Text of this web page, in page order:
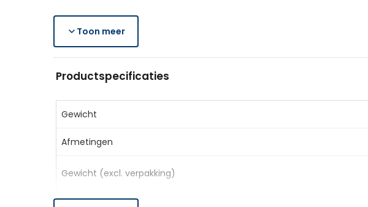
Veel opbergruimte:
Sterke constructie:
Makkelijk verplaatsbaar:
Georganiseerd en veilig:
Productspecificaties
Materiaal:
Draagvermogen:15 kg per lade, 150 kg totaal
Toon meer
Productspecificaties
Gewicht
Afmetingen
Gewicht (excl. verpakking)